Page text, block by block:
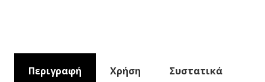
Περιγραφή Χρήση Συστατικά